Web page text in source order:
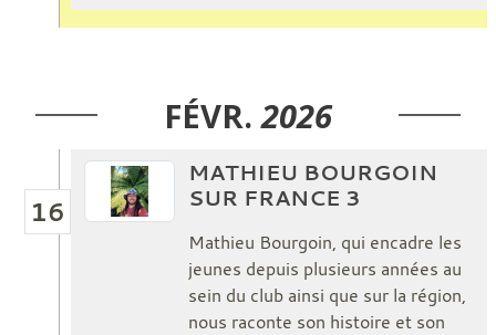
FÉVR. 2026
16
MATHIEU BOURGOIN
SUR FRANCE 3
Mathieu Bourgoin, qui encadre les
jeunes depuis plusieurs années au
sein du club ainsi que sur la région,
nous raconte son histoire et son